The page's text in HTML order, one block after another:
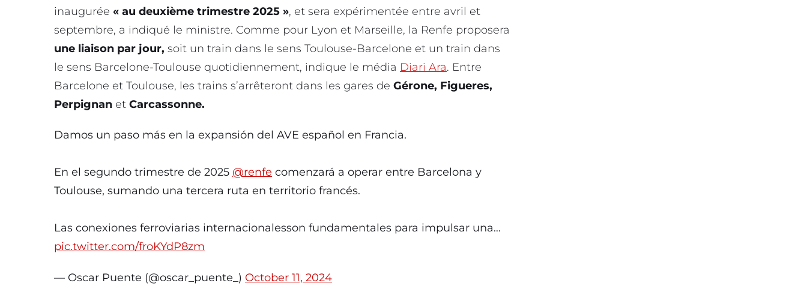
inaugurée « au deuxième trimestre 2025 », et sera expérimentée entre avril et
septembre, a indiqué le ministre. Comme pour Lyon et Marseille, la Renfe proposera
une liaison par jour, soit un train dans le sens Toulouse-Barcelone et un train dans
le sens Barcelone-Toulouse quotidiennement, indique le média Diari Ara. Entre
Barcelone et Toulouse, les trains s’arrêteront dans les gares de Gérone, Figueres,
Perpignan et Carcassonne.
Damos un paso más en la expansión del AVE español en Francia.
En el segundo trimestre de 2025 @renfe comenzará a operar entre Barcelona y
Toulouse, sumando una tercera ruta en territorio francés.
Las conexiones ferroviarias internacionalesson fundamentales para impulsar una…
pic.twitter.com/froKYdP8zm
— Oscar Puente (@oscar_puente_) October 11, 2024